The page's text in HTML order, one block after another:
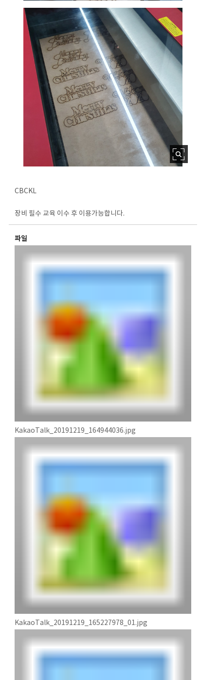
CBCKL
장비 필수 교육 이수 후 이용가능합니다.
파일
KakaoTalk_20191219_164944036.jpg
KakaoTalk_20191219_165227978_01.jpg